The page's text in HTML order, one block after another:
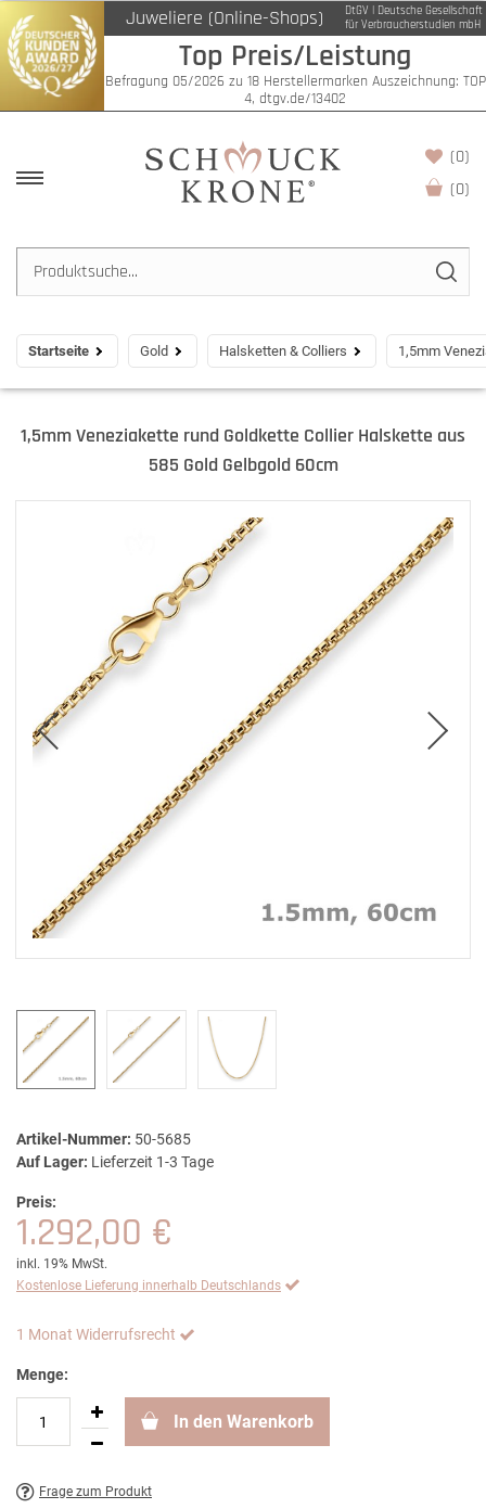
Juweliere (Online-Shops)
DtGV | Deutsche Gesellschaft
für Verbraucherstudien mbH
Top Preis/Leistung
Befragung 05/2026 zu 18 Herstellermarken Auszeichnung: TOP
4, dtgv.de/13402
(0)
(0)
Startseite Gold Halsketten & Colliers 1,5mm
1,5mm Veneziakette rund Goldkette Collier Halskette aus
585 Gold Gelbgold 60cm
Artikel-Nummer: 50-5685
Auf Lager: Lieferzeit 1-3 Tage
Preis:
1.292,00 €
inkl. 19% MwSt.
Kostenlose Lieferung innerhalb Deutschlands
1 Monat Widerrufsrecht
Menge:
In den Warenkorb
Frage zum Produkt